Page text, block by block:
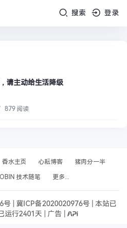
搜索 登录
请主动给生活降级
879 阅读
香水主页 心耘博客 猪肉分一半
技术随笔 更多...
号| 冀ICP备2020020976号| 本站已
运行2401天 广告